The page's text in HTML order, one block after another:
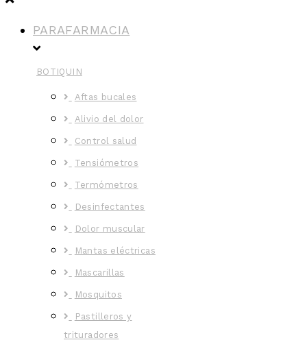
PARAFARMACIA
BOTIQUIN
Aftas bucales
Alivio del dolor
Control salud
Tensiómetros
Termómetros
Desinfectantes
Dolor muscular
Mantas eléctricas
Mascarillas
Mosquitos
Pastilleros y
trituradores